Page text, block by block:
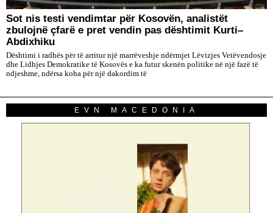
Sot nis testi vendimtar për Kosovën, analistët
zbulojnë çfarë e pret vendin pas dështimit Kurti–
Abdixhiku
Dështimi i radhës për të arritur një marrëveshje ndërmjet Lëvizjes Vetëvendosje
dhe Lidhjes Demokratike të Kosovës e ka futur skenën politike në një fazë të
ndjeshme, ndërsa koha për një dakordim të
EVN MACEDONIA